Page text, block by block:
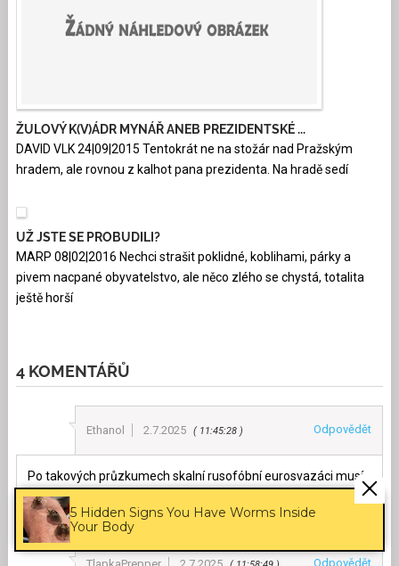
ŽULOVÝ K(V)ÁDR MYNÁŘ ANEB PREZIDENTSKÉ ...
DAVID VLK 24|09|2015 Tentokrát ne na stožár nad Pražským
hradem, ale rovnou z kalhot pana prezidenta. Na hradě sedí
UŽ JSTE SE PROBUDILI?
MARP 08|02|2016 Nechci strašit poklidné, koblihami, párky a
pivem nacpané obyvatelstvo, ale něco zlého se chystá, totalita
ještě horší
4 KOMENTÁŘŮ
Ethanol 2.7.2025 11:45:28 Odpovědět
Po takových průzkumech skalní rusofóbní eurosvazáci musí
trpět, jaktože má ruská propaganda takový dosah.
Odpovědět
5 Hidden Signs You Have Worms Inside
Your Body